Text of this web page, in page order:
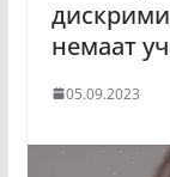
немаат
05.09.2023